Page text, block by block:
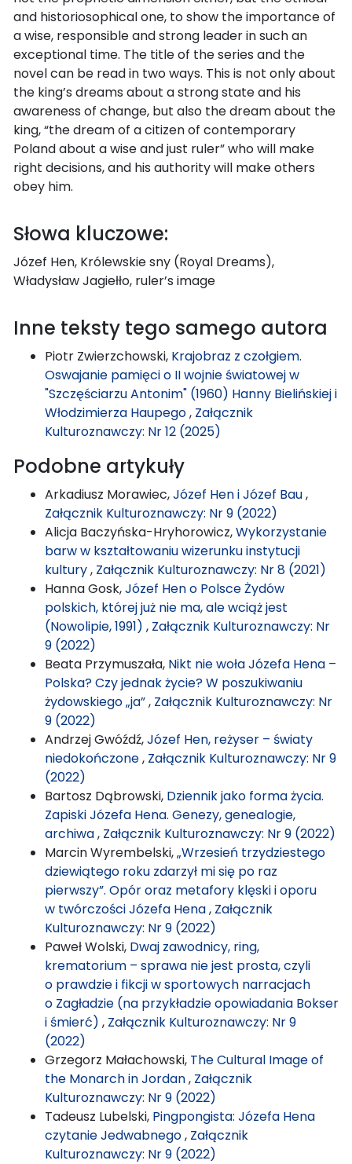
and historiosophical one, to show the importance of
a wise, responsible and strong leader in such an
exceptional time. The title of the series and the
novel can be read in two ways. This is not only about
the king’s dreams about a strong state and his
awareness of change, but also the dream about the
king, “the dream of a citizen of contemporary
Poland about a wise and just ruler” who will make
right decisions, and his authority will make others
obey him.
Słowa kluczowe:
Józef Hen, Królewskie sny (Royal Dreams),
Władysław Jagiełło, ruler’s image
Inne teksty tego samego autora
Piotr Zwierzchowski, Krajobraz z czołgiem.
Oswajanie pamięci o II wojnie światowej w
"Szczęściarzu Antonim" (1960) Hanny Bielińskiej i
Włodzimierza Haupego, Załącznik
Kulturoznawczy: Nr 12 (2025)
Podobne artykuły
Arkadiusz Morawiec,Józef Hen i Józef Bau,
Załącznik Kulturoznawczy: Nr 9 (2022)
Alicja Baczyńska-Hryhorowicz,Wykorzystanie
barw w kształtowaniu wizerunku instytucji
kultury, Załącznik Kulturoznawczy: Nr 8 (2021)
Hanna Gosk,Józef Hen o Polsce Żydów
polskich, której już nie ma, ale wciąż jest
(Nowolipie, 1991) , Załącznik Kulturoznawczy: Nr
9 (2022)
Beata Przymuszała, Nikt nie woła Józefa Hena –
Polska? Czy jednak życie? W poszukiwaniu
żydowskiego „ja”, Załącznik Kulturoznawczy: Nr
9 (2022)
Andrzej Gwóźdź,Józef Hen, reżyser – światy
niedokończone, Załącznik Kulturoznawczy: Nr 9
(2022)
Bartosz Dąbrowski, Dziennik jako forma życia.
Zapiski Józefa Hena. Genezy, genealogie,
archiwa, Załącznik Kulturoznawczy: Nr 9 (2022)
Marcin Wyrembelski,„Wrzesień trzydziestego
dziewiątego roku zdarzył mi się po raz
pierwszy”. Opór oraz metafory klęski i oporu
w twórczości Józefa Hena, Załącznik
Kulturoznawczy: Nr 9 (2022)
Paweł Wolski, Dwaj zawodnicy, ring,
krematorium – sprawa nie jest prosta, czyli
o prawdzie i fikcji w sportowych narracjach
o Zagładzie (na przykładzie opowiadania Bokser
i śmierć) , Załącznik Kulturoznawczy: Nr 9
(2022)
Grzegorz Małachowski, The Cultural Image of
the Monarch in Jordan, Załącznik
Kulturoznawczy: Nr 9 (2022)
Tadeusz Lubelski, Pingpongista: Józefa Hena
czytanie Jedwabnego, Załącznik
Kulturoznawczy: Nr 9 (2022)